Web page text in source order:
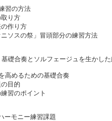
習の方法
り方
作り方
ニソスの祭」冒頭部分の練習方法
礎合奏とソルフェージュを生かした
高めるための基礎合奏
目的
習のポイント
ーモニー練習課題